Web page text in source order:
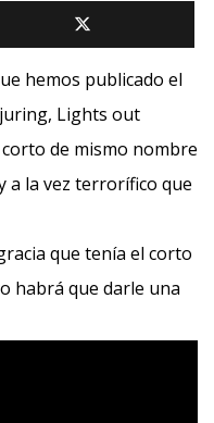
hemos publicado el
Lights out
de mismo nombre
a la vez terrorífico que
que tenía el corto
habrá que darle una